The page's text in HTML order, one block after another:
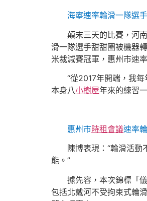
海寧速率輪滑一隊選
顛末三天的比賽，河
滑一隊選手甜甜圈被機器
米裁減賽冠軍，惠州市速
“從2017年開端，我
本身八小樹屋年來的練習
惠州市時租會議速率
陳博表現：“輪滑活
能。”
據先容，本次錦標「
包括北戴河不受拘束式輪